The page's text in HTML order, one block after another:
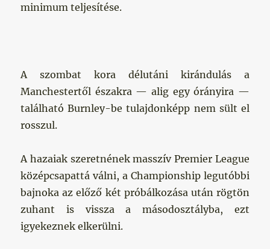
minimum teljesítése.
A szombat kora délutáni kirándulás a
Manchestertől északra — alig egy órányira —
található Burnley-be tulajdonképp nem sült el
rosszul.
A hazaiak szeretnének masszív Premier League
középcsapattá válni, a Championship legutóbbi
bajnoka az előző két próbálkozása után rögtön
zuhant is vissza a másodosztályba, ezt
igyekeznek elkerülni.